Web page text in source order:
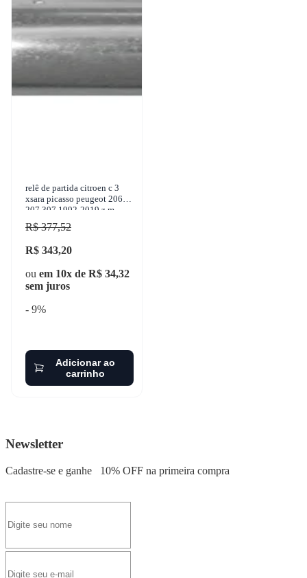
relê de partida citroen c 3
xsara picasso peugeot 206
207 307 1992-2019 z.m. -
497
R$ 377,52
R$ 343,20
ou em 10x de R$ 34,32
sem juros
- 9%
Adicionar ao
carrinho
Newsletter
Cadastre-se e ganhe 10% OFF na primeira compra